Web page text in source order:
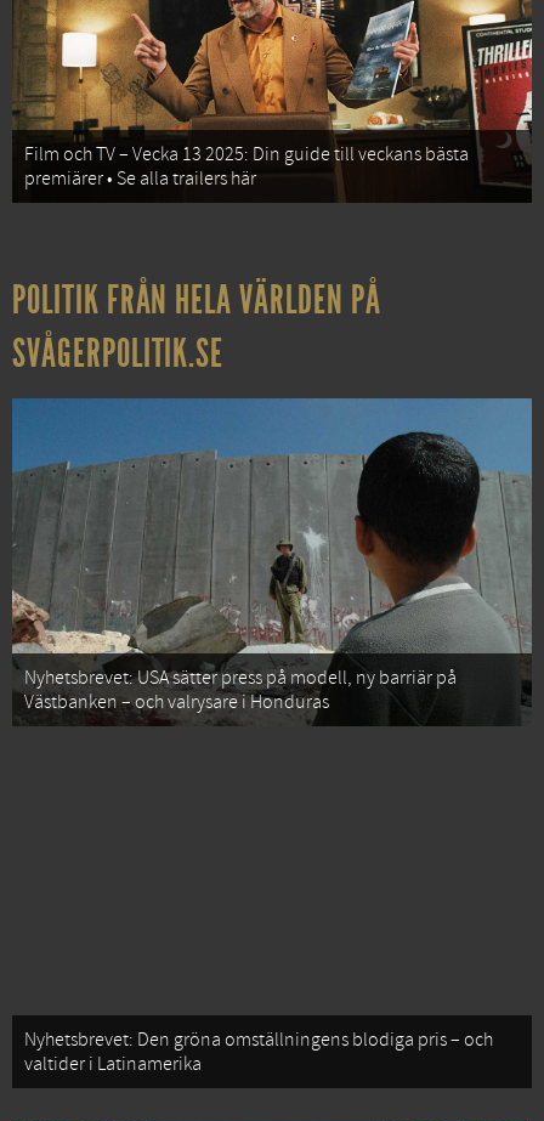
Film och TV – Vecka 13 2025: Din guide till veckans bästa
premiärer • Se alla trailers här
POLITIK FRÅN HELA VÄRLDEN PÅ
SVÅGERPOLITIK.SE
Nyhetsbrevet: USA sätter press på modell, ny barriär på
Västbanken – och valrysare i Honduras
Nyhetsbrevet: Den gröna omställningens blodiga pris – och
valtider i Latinamerika